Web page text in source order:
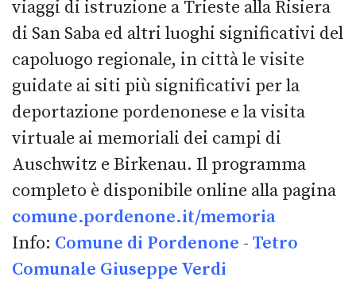
viaggi di istruzione a Trieste alla Risiera
di San Saba ed altri luoghi significativi del
capoluogo regionale, in città le visite
guidate ai siti più significativi per la
deportazione pordenonese e la visita
virtuale ai memoriali dei campi di
Auschwitz e Birkenau. Il programma
completo è disponibile online alla pagina
comune.pordenone.it/memoria
Info: Comune di Pordenone - Tetro
Comunale Giuseppe Verdi